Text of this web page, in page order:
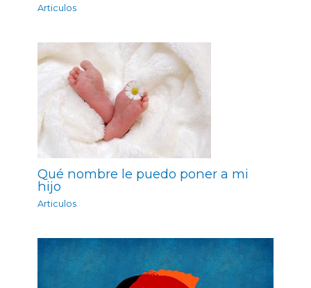
Articulos
Qué nombre le puedo poner a mi
hijo
Articulos